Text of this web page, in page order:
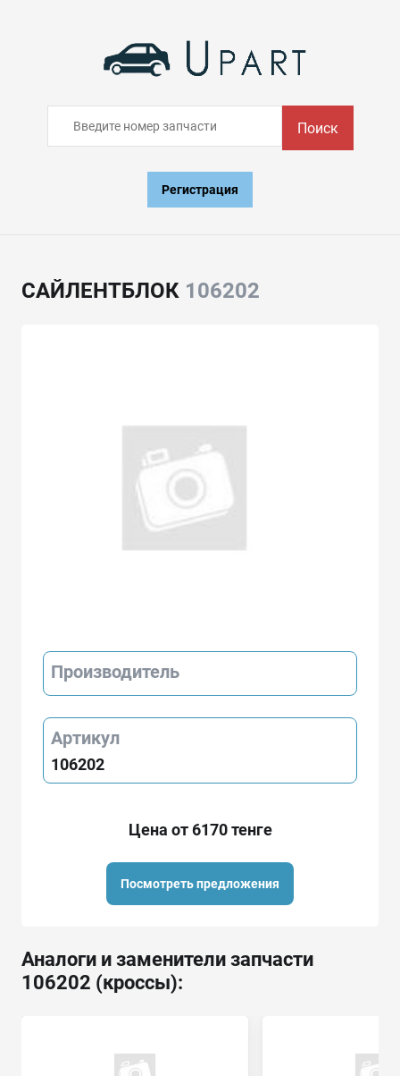
Поиск
Регистрация
САЙЛЕНТБЛОК 106202
Производитель
Артикул
106202
Цена от 6170 тенге
Посмотреть предложения
Аналоги и заменители запчасти
106202 (кроссы):